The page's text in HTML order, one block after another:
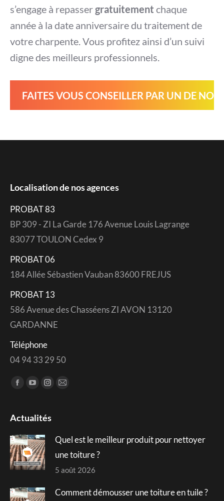
s’engage à repassergratuitement chaque
année à la date anniversaire du traitement de
votre charpente. Vous profitez ainsi d’un suivi
digne des meilleurs professionnels.
FAITES VOUS CONSEILLER PAR UN DE
Localisation de nos agences
PROBAT 83
BP 309 - ZI La Garde 176 Avenue Louis Lagrange
83077 TOULON Cedex 9
PROBAT 06
184 Allée Sébastien Vauban 83600 FREJUS
PROBAT 13
586 Avenue des Chasséens ZI AVON 13120
GARDANNE
Téléphone
04 94 33 29 50
Trouvez nous sur :
Facebook
opens
new
window
YouTube
opens
new
window
Instagram
opens
new
window
Mail
new
window
Actualités
Quel est le meilleur produit pour nettoyer
une toiture ?
5 août 2026
Comment démousser une toiture en tuile ?